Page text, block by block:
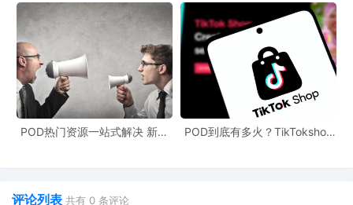
新风潮！
POD热门资源一站式解决 新手
POD到底有多火？TikTokshop
评论列表 共有 0 条评论